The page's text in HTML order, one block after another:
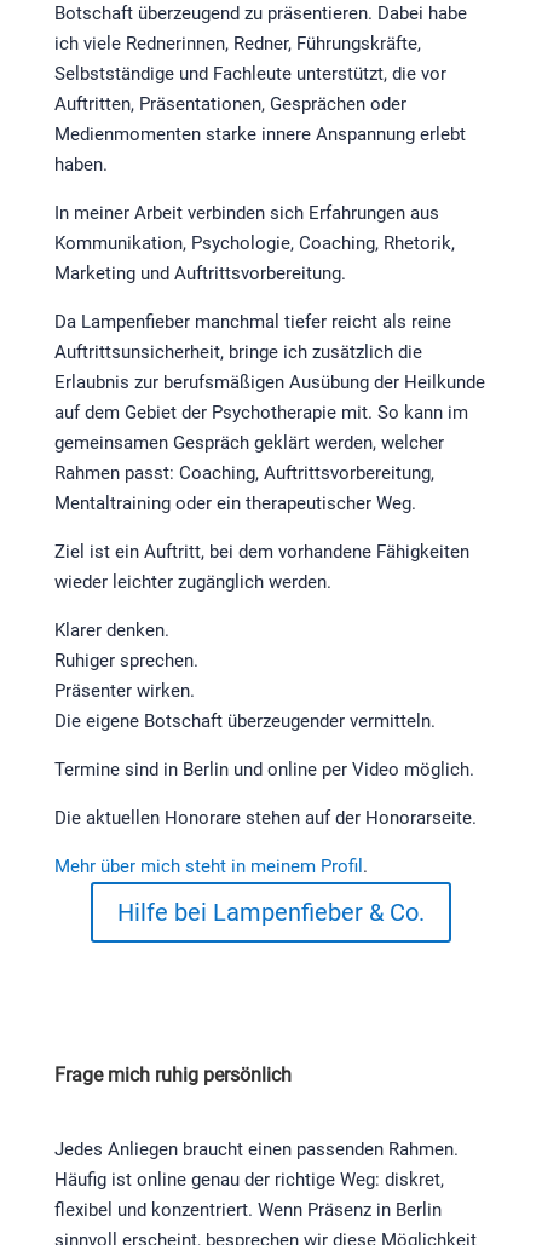
Botschaft überzeugend zu präsentieren. Dabei habe
ich viele Rednerinnen, Redner, Führungskräfte,
Selbstständige und Fachleute unterstützt, die vor
Auftritten, Präsentationen, Gesprächen oder
Medienmomenten starke innere Anspannung erlebt
haben.
In meiner Arbeit verbinden sich Erfahrungen aus
Kommunikation, Psychologie, Coaching, Rhetorik,
Marketing und Auftrittsvorbereitung.
Da Lampenfieber manchmal tiefer reicht als reine
Auftrittsunsicherheit, bringe ich zusätzlich die
Erlaubnis zur berufsmäßigen Ausübung der Heilkunde
auf dem Gebiet der Psychotherapie mit. So kann im
gemeinsamen Gespräch geklärt werden, welcher
Rahmen passt: Coaching, Auftrittsvorbereitung,
Mentaltraining oder ein therapeutischer Weg.
Ziel ist ein Auftritt, bei dem vorhandene Fähigkeiten
wieder leichter zugänglich werden.
Klarer denken.
Ruhiger sprechen.
Präsenter wirken.
Die eigene Botschaft überzeugender vermitteln.
Termine sind in Berlin und online per Video möglich.
Die aktuellen Honorare stehen auf der Honorarseite.
Mehr über mich steht in meinem Profil .
Hilfe bei Lampenfieber & Co.
Frage mich ruhig persönlich
Jedes Anliegen braucht einen passenden Rahmen.
Häufig ist online genau der richtige Weg: diskret,
flexibel und konzentriert. Wenn Präsenz in Berlin
sinnvoll erscheint, besprechen wir diese Möglichkeit